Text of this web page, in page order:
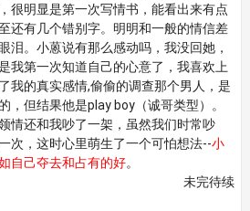
很明显是第一次写情书，能看出来有点
还有几个错别字。明明和一般的情信差
泪。小蒽说有那么感动吗，我没回她，
我第一次知道自己的心意了，我喜欢上
我的真实感情,偷偷的调查那个男人，是
，但结果他是play boy（诚哥类型）。
情还和我吵了一架，虽然我们时常吵
次，这时心里萌生了一个可怕想法--小
自己夺去和占有的好。
未完待续